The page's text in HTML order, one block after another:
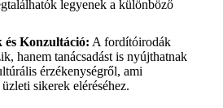
legyenek a különböző
és Konzultáció: A fordítóirodák
hanem tanácsadást is nyújthatnak
érzékenységről, ami
sikerek eléréséhez.